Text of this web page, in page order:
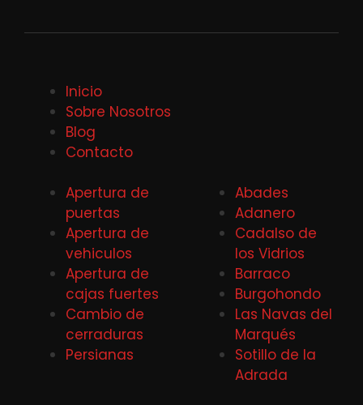
Inicio
Sobre Nosotros
Blog
Contacto
Apertura de
puertas
Apertura de
vehiculos
Apertura de
cajas fuertes
Cambio de
cerraduras
Persianas
Abades
Adanero
Cadalso de
los Vidrios
Barraco
Burgohondo
Las Navas del
Marqués
Sotillo de la
Adrada